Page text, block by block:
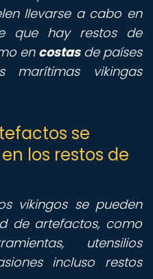
llevarse a cabo en
que hay restos de
en costasde países
vikingas
se
los restos de
vikingos se pueden
de artefactos, como
utensilios
incluso restos